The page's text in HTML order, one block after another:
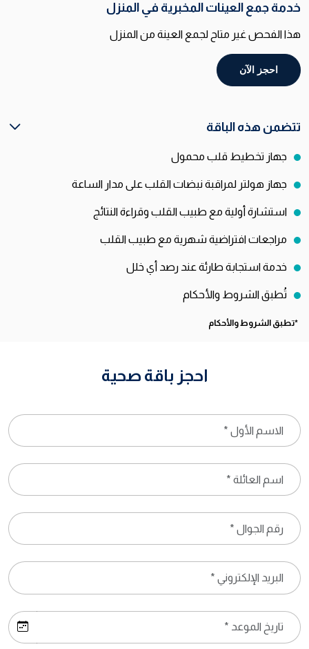
خدمة جمع العينات المخبرية في المنزل
هذا الفحص غير متاح لجمع العينة من المنزل
احجز الآن
تتضمن هذه الباقة
جهاز تخطيط قلب محمول
جهاز هولتر لمراقبة نبضات القلب على مدار الساعة
استشارة أولية مع طبيب القلب وقراءة النتائج
مراجعات افتراضية شهرية مع طبيب القلب
خدمة استجابة طارئة عند رصد أي خلل
تُطبق الشروط والأحكام
*تطبق الشروط والأحكام
احجز باقة صحية